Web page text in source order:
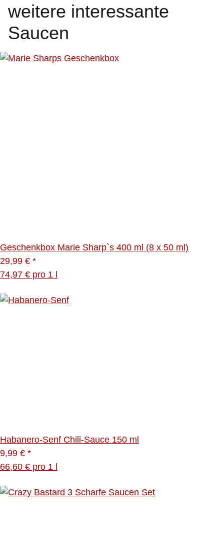
weitere interessante
Saucen
Geschenkbox Marie Sharp`s 400 ml (8 x 50 ml)
29,99 € *
74,97 € pro 1 l
Habanero-Senf Chili-Sauce 150 ml
9,99 € *
66,60 € pro 1 l